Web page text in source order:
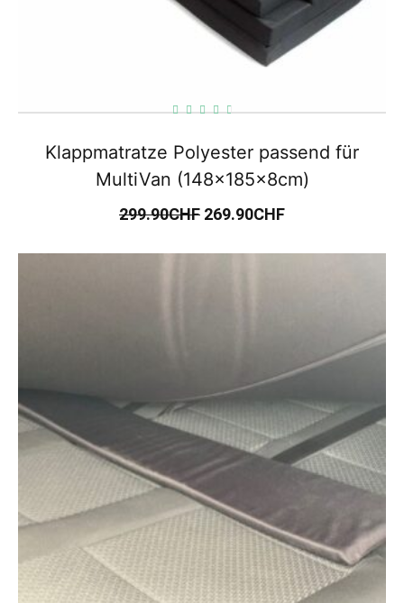
Klappmatratze Polyester passend für
MultiVan (148x185x8cm)
299.90CHF 269.90CHF